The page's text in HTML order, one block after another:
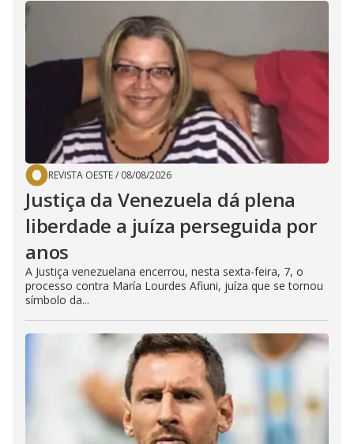
REVISTA OESTE/ 08/08/2026
Justiça da Venezuela dá plena
liberdade a juíza perseguida por
anos
A Justiça venezuelana encerrou, nesta sexta-feira, 7, o
processo contra María Lourdes Afiuni, juíza que se tornou
símbolo da...